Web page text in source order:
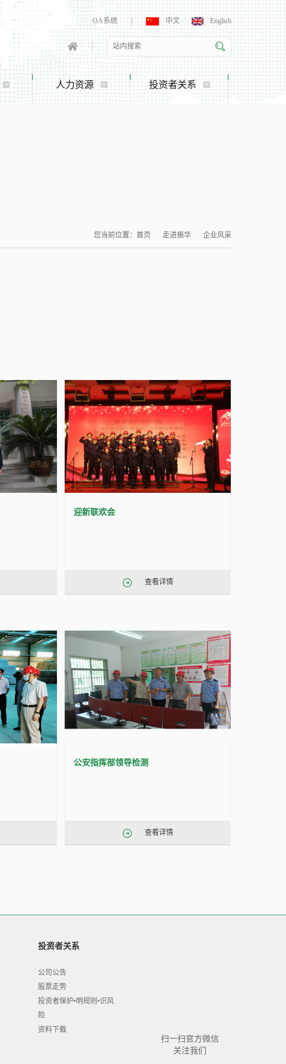
OA系统 中文 English
人力资源 投资者关系
您当前位置： 首页 走进振华 企业风采
迎新联欢会
查看详情
公安指挥部领导检测
查看详情
投资者关系
公司公告
股票走势
投资者保护•明规则•识风
险
资料下载
扫一扫官方微信
关注我们